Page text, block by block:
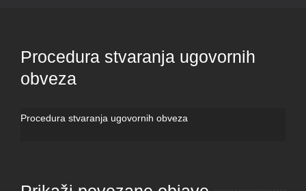
Procedura stvaranja ugovornih
obveza
Procedura stvaranja ugovornih obveza